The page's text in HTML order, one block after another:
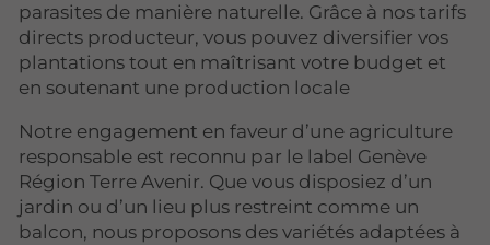
parasites de manière naturelle. Grâce à nos tarifs
directs producteur, vous pouvez diversifier vos
plantations tout en maîtrisant votre budget et
en soutenant une production locale
Notre engagement en faveur d’une agriculture
responsable est reconnu par le label Genève
Région Terre Avenir. Que vous disposiez d’un
jardin ou d’un lieu plus restreint comme un
balcon, nous proposons des variétés adaptées à